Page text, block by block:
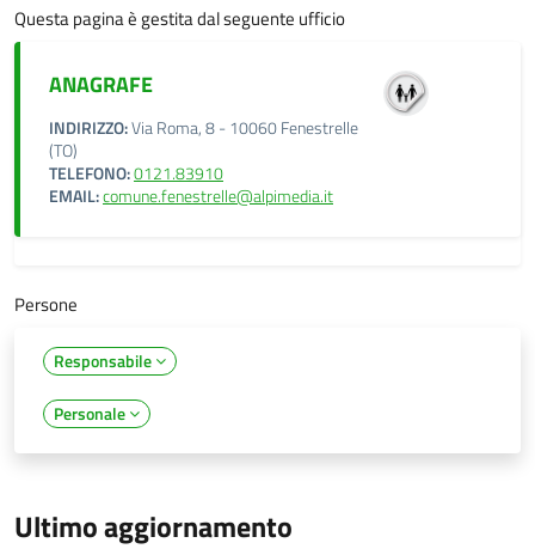
Questa pagina è gestita dal seguente ufficio
ANAGRAFE
INDIRIZZO:Via Roma, 8 - 10060 Fenestrelle
(TO)
TELEFONO:0121.83910
EMAIL:comune.fenestrelle@alpimedia.it
Persone
Responsabile
Personale
Ultimo aggiornamento